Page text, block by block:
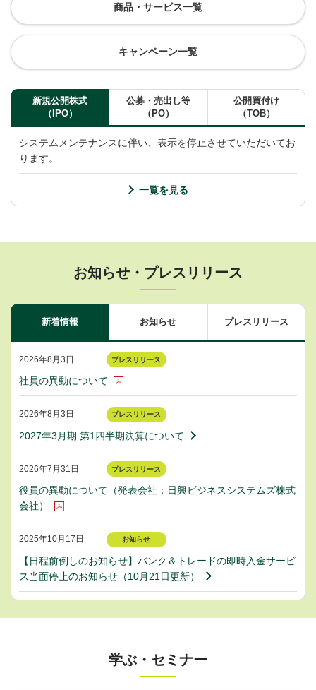
商品・サービス一覧
キャンペーン一覧
新規公開株式
（IPO）
公募・売出し等
（PO）
公開買付け
（TOB）
システムメンテナンスに伴い、表示を停止させていただいてお
ります。
一覧を見る
お知らせ・プレスリリース
新着情報 お知らせ プレスリリース
2026年8月3日 プレスリリース
社員の異動について
2026年8月3日 プレスリリース
2027年3月期 第1四半期決算について
2026年7月31日 プレスリリース
役員の異動について（発表会社：日興ビジネスシステムズ株式
会社）
2025年10月17日 お知らせ
【日程前倒しのお知らせ】バンク＆トレードの即時入金サービ
ス当面停止のお知らせ（10月21日更新）
学ぶ・セミナー